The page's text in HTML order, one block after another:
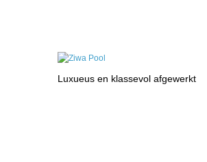
Luxueus en klassevol afgewerkt